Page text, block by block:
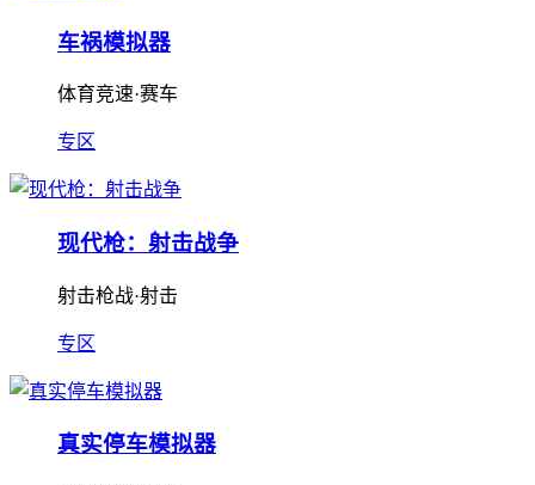
车祸模拟器
体育竞速·赛车
专区
现代枪：射击战争
射击枪战·射击
专区
真实停车模拟器